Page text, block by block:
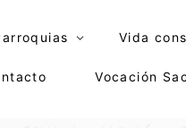
Vida
Vocación